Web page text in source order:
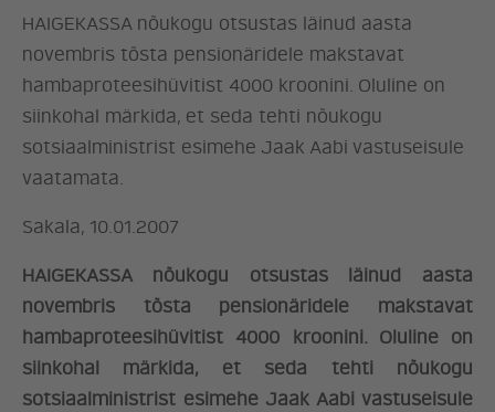
HAIGEKASSA nõukogu otsustas läinud aasta
novembris tõsta pensionäridele makstavat
hambaproteesihüvitist 4000 kroonini. Oluline on
siinkohal märkida, et seda tehti nõukogu
sotsiaalministrist esimehe Jaak Aabi vastuseisule
vaatamata.
Sakala, 10.01.2007
HAIGEKASSA nõukogu otsustas läinud aasta
novembris tõsta pensionäridele makstavat
hambaproteesihüvitist 4000 kroonini. Oluline on
siinkohal märkida, et seda tehti nõukogu
sotsiaalministrist esimehe Jaak Aabi vastuseisule